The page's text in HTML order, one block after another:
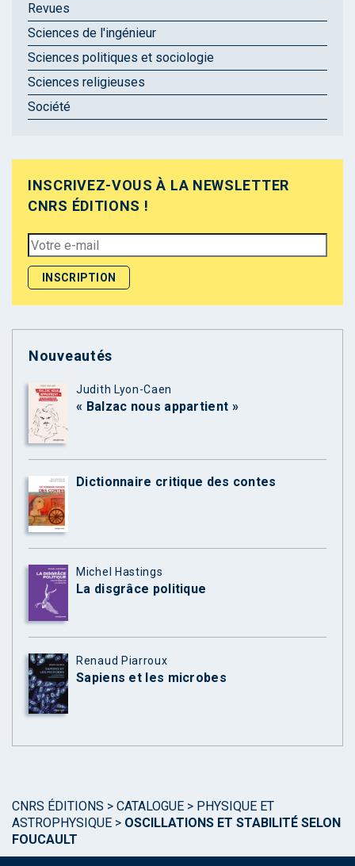
Revues
Sciences de l'ingénieur
Sciences politiques et sociologie
Sciences religieuses
Société
INSCRIVEZ-VOUS À LA NEWSLETTER
CNRS ÉDITIONS !
Nouveautés
Judith Lyon-Caen
« Balzac nous appartient »
Dictionnaire critique des contes
Michel Hastings
La disgrâce politique
Renaud Piarroux
Sapiens et les microbes
CNRS ÉDITIONS > CATALOGUE > PHYSIQUE ET
ASTROPHYSIQUE > OSCILLATIONS ET STABILITÉ SELON
FOUCAULT